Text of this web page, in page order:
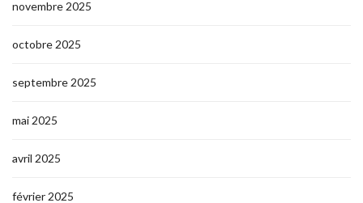
novembre 2025
octobre 2025
septembre 2025
mai 2025
avril 2025
février 2025